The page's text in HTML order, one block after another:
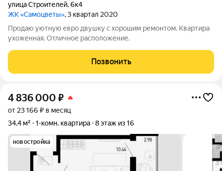
улица Строителей,6к4
ЖК «Самоцветы», 3 квартал 2020
Продаю уютную евро двушку с хорошим ремонтом. Квартира
ухоженная. Отличное расположение.
Позвонить
4 836 000 ₽
от 23 166 ₽ в месяц
34,4 м²
1-комн. квартира 8 этаж из 16
новостройка